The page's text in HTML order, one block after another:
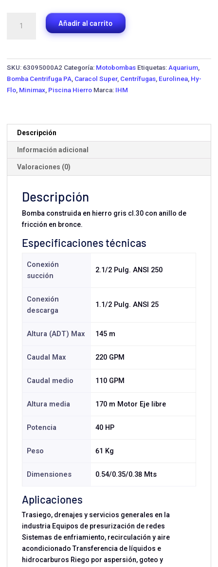
Centrífuga
Añadir al carrito
SKU: 63095000A2 Categoría: Motobombas Etiquetas: Aquarium
Bomba Centrifuga PA Caracol Super, Centrífugas Eurolinea Hy-
Flo Minimax Piscina Hierro Marca: IHM
Descripción
Información adicional
Valoraciones (0)
Descripción
Bomba construida en hierro gris cl.30 con anillo de
fricción en bronce.
Especificaciones técnicas
Conexión
succión
2.1/2 Pulg. ANSI 250
Conexión
descarga
1.1/2 Pulg. ANSI 25
Altura (ADT) Max 145 m
Caudal Max 220 GPM
Caudal medio 110 GPM
Altura media 170 m Motor Eje libre
Potencia 40 HP
Peso 61 Kg
Dimensiones 0.54/0.35/0.38 Mts
Aplicaciones
Trasiego, drenajes y servicios generales en la
industria Equipos de presurización de redes
Sistemas de enfriamiento, recirculación y aire
acondicionado Transferencia de líquidos e
hidrocarburos Riego por aspersión, goteo y